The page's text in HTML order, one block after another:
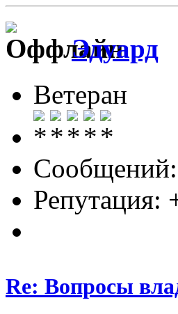
Эдуард
Ветеран
Репутация:
Re: Вопросы